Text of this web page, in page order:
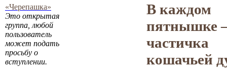
«Черепашка»
Это открытая
группа, любой
пользователь
может подать
просьбу о
вступлении.
В каждом
пятнышке
частичка
кошачьей